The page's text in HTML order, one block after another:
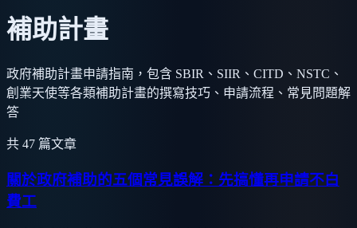
補助計畫
政府補助計畫申請指南，包含 SBIR、SIIR、CITD、NSTC、
創業天使等各類補助計畫的撰寫技巧、申請流程、常見問題解
答
共 47 篇文章
關於政府補助的五個常見誤解：先搞懂再申請不白
費工